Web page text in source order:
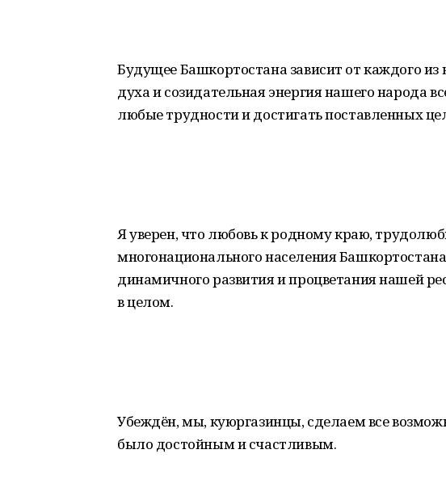
Будущее Башкортостана зависит от каждого из
духа и созидательная энергия нашего народа
любые трудности и достигать поставленных
Я уверен, что любовь к родному краю,
многонационального населения
динамичного развития и процветания нашей
в целом.
Убеждён, мы, куюргазинцы, сделаем все
было достойным и счастливым.